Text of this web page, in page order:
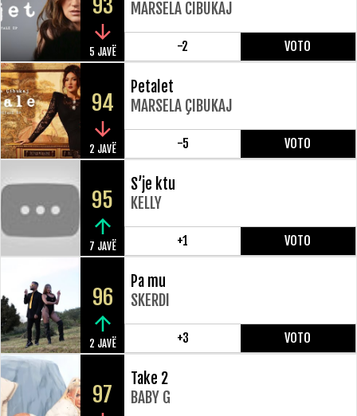
93
5 JAVË
MARSELA CIBUKAJ
-2 VOTO
94
2 JAVË
Petalet
MARSELA ÇIBUKAJ
-5 VOTO
95
7 JAVË
S’je ktu
KELLY
+1 VOTO
96
2 JAVË
Pa mu
SKERDI
+3 VOTO
97
Take 2
BABY G